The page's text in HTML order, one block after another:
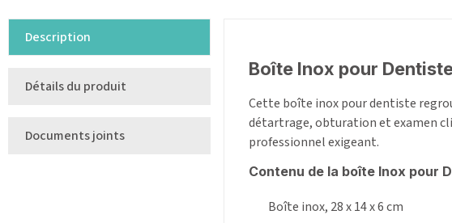
Description
Détails du produit
Documents joints
Boîte Inox pour
Cette boîte inox pour dentiste
détartrage, obturation et examen
professionnel exigeant.
Contenu de la boîte Inox pour
Boîte inox, 28 x 14 x 6 cm